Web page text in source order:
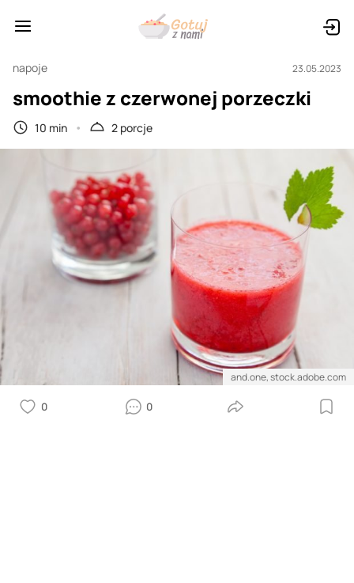
napoje 23.05.2023
smoothie z czerwonej porzeczki
10 min 2 porcje
and.one, stock.adobe.com
0 0